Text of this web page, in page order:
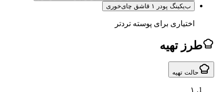
یکینگ پودر ۱ قاشق چای‌خوری
اختیاری برای پوسته تردتر
تهیه
تهیه